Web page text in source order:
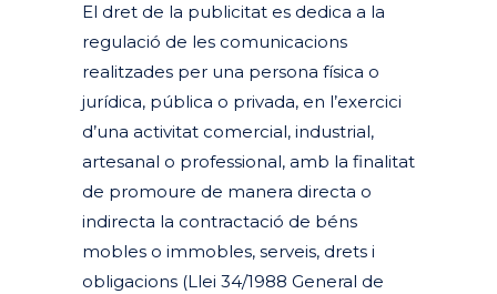
El dret de la publicitat es dedica a la
regulació de les comunicacions
realitzades per una persona física o
jurídica, pública o privada, en l’exercici
d’una activitat comercial, industrial,
artesanal o professional, amb la finalitat
de promoure de manera directa o
indirecta la contractació de béns
mobles o immobles, serveis, drets i
obligacions (Llei 34/1988 General de